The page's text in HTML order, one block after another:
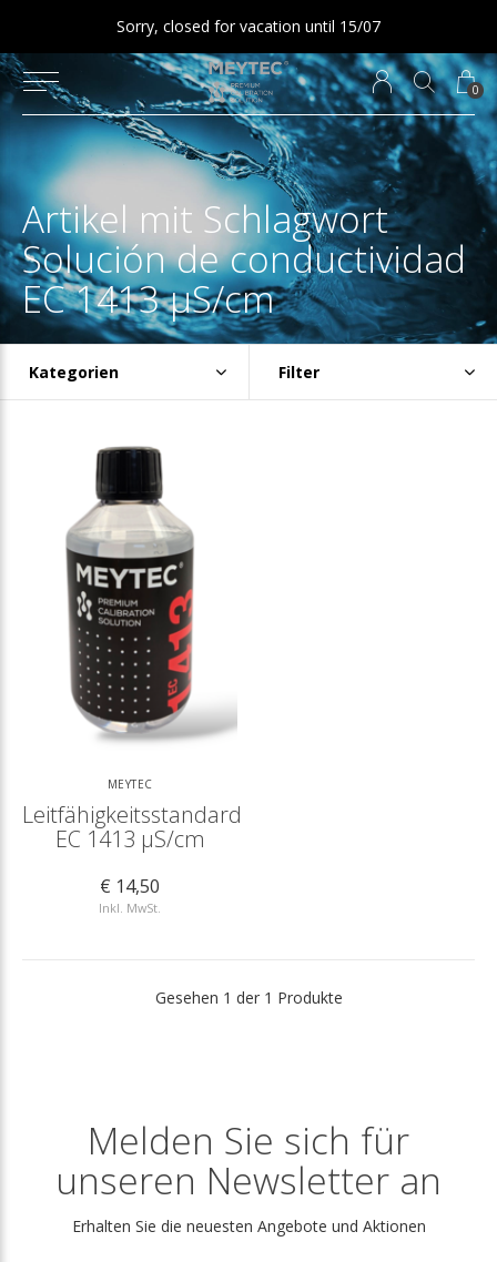
0
Sorry, closed for vacation until 15/07
Artikel mit Schlagwort
Solución de conductividad
EC 1413 µS/cm
Kategorien Filter
MEYTEC
Leitfähigkeitsstandard
EC 1413 µS/cm
€ 14,50
Inkl. MwSt.
Gesehen 1 der 1 Produkte
Melden Sie sich für
unseren Newsletter an
Erhalten Sie die neuesten Angebote und Aktionen